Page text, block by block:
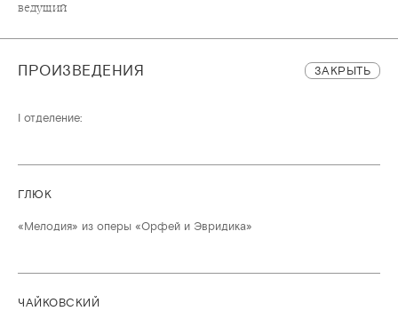
ведущий
ПРОИЗВЕДЕНИЯ ЗАКРЫТЬ
I отделение:
ГЛЮК
«Мелодия» из оперы «Орфей и Эвридика»
ЧАЙКОВСКИЙ